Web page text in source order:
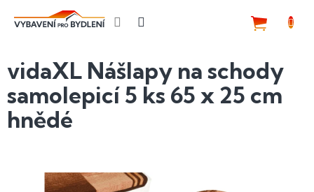
vidaXL Nášlapy na schody
samolepicí 5 ks 65 x 25 cm
hnědé